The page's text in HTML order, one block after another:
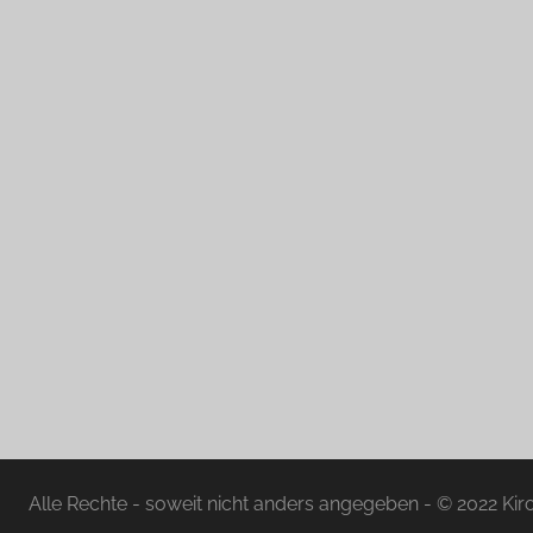
Alle Rechte - soweit nicht anders angegeben - © 2022